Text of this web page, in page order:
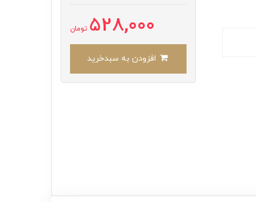
528,000 تومان